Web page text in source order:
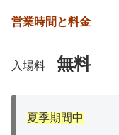
営業時間と料金
入場料 無料
夏季期間中